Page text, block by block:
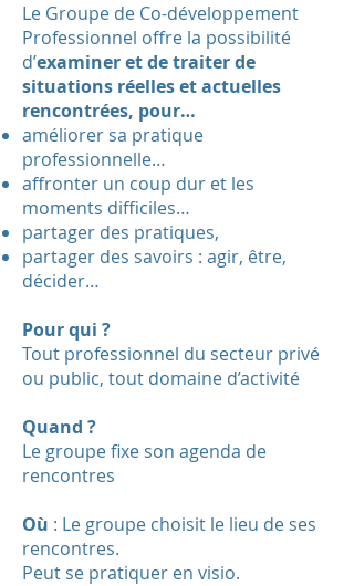
Le Groupe de Co-développement
Professionnel offre la possibilité
d’examiner et de traiter de
situations réelles et actuelles
rencontrées, pour…
améliorer sa pratique
professionnelle…
affronter un coup dur et les
moments difficiles…
partager des pratiques,
partager des savoirs : agir, être,
décider…
Pour qui ?
Tout professionnel du secteur privé
ou public, tout domaine d’activité
Quand ?
Le groupe fixe son agenda de
rencontres
Où : Le groupe choisit le lieu de ses
rencontres.
Peut se pratiquer en visio.